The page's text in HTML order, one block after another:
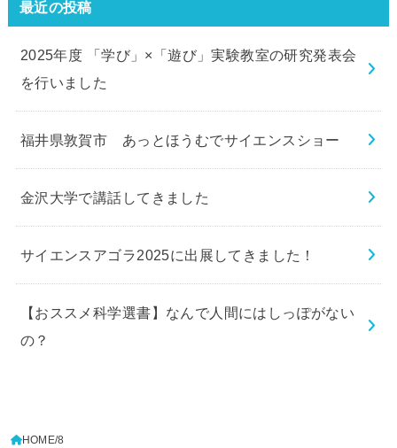
最近の投稿
2025年度 「学び」×「遊び」実験教室の研究発表会
を行いました
福井県敦賀市 あっとほうむでサイエンスショー
金沢大学で講話してきました
サイエンスアゴラ2025に出展してきました！
【おススメ科学選書】なんで人間にはしっぽがない
の？
HOME 8